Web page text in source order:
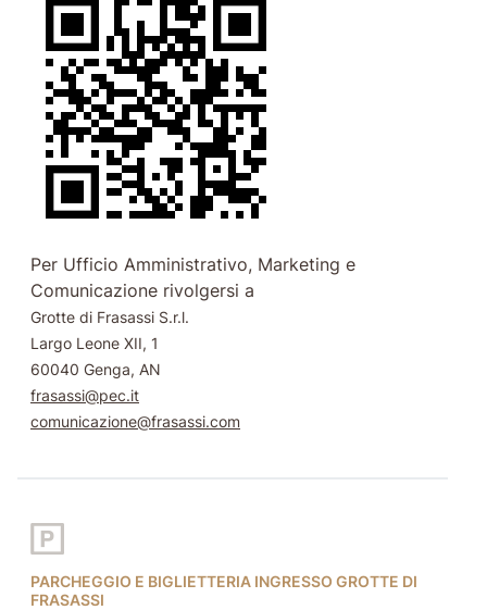
Per Ufficio Amministrativo, Marketing e
Comunicazione rivolgersi a
Grotte di Frasassi S.r.l.
Largo Leone XII, 1
60040 Genga, AN
frasassi@pec.it
comunicazione@frasassi.com
PARCHEGGIO E BIGLIETTERIA INGRESSO GROTTE DI
FRASASSI